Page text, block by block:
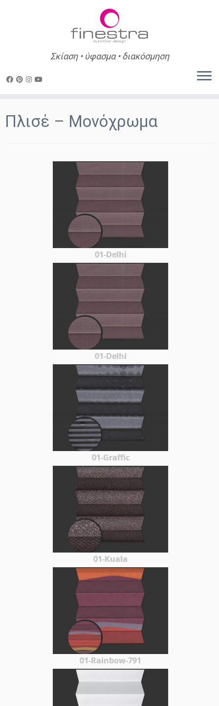
content
Σκίαση • ύφασμα • διακόσμηση
Πλισέ – Μονόχρωμα
01-Delhi
01-Delhi
01-Graffic
01-Kuala
01-Rainbow-791